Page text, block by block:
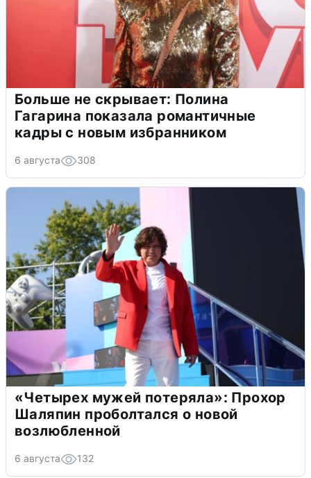
Больше не скрывает: Полина
Гагарина показала романтичные
кадры с новым избранником
6 августа 308
«Четырех мужей потеряла»: Прохор
Шаляпин проболтался о новой
возлюбленной
6 августа 132